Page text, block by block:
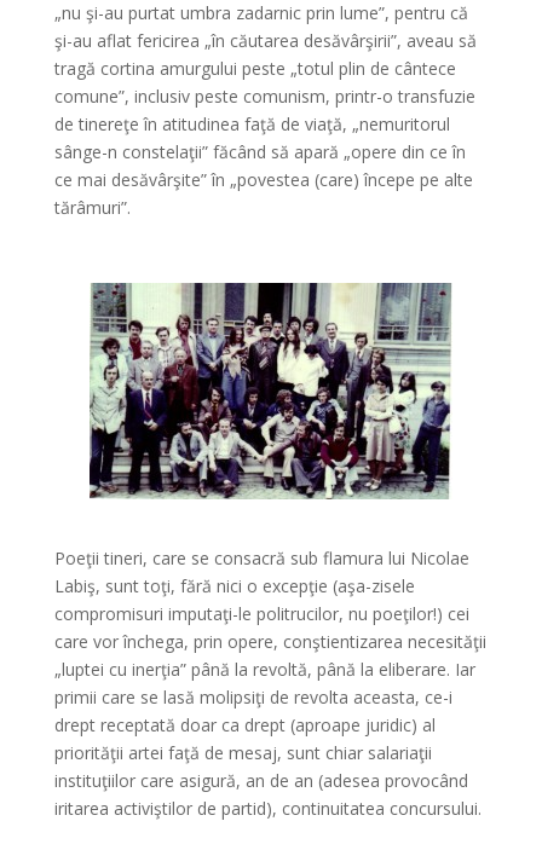
„nu şi-au purtat umbra zadarnic prin lume”, pentru că
şi-au aflat fericirea „în căutarea desăvârşirii”, aveau să
tragă cortina amurgului peste „totul plin de cântece
comune”, inclusiv peste comunism, printr-o transfuzie
de tinereţe în atitudinea faţă de viaţă, „nemuritorul
sânge-n constelaţii” făcând să apară „opere din ce în
ce mai desăvârşite” în „povestea (care) începe pe alte
tărâmuri”.
Poeţii tineri, care se consacră sub flamura lui Nicolae
Labiş, sunt toţi, fără nici o excepţie (aşa-zisele
compromisuri imputaţi-le politrucilor, nu poeţilor!) cei
care vor închega, prin opere, conştientizarea necesităţii
„luptei cu inerţia” până la revoltă, până la eliberare. Iar
primii care se lasă molipsiţi de revolta aceasta, ce-i
drept receptată doar ca drept (aproape juridic) al
priorităţii artei faţă de mesaj, sunt chiar salariaţii
instituţiilor care asigură, an de an (adesea provocând
iritarea activiştilor de partid), continuitatea concursului.